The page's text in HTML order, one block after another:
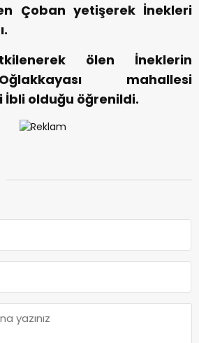
Çoban yetişerek İnekleri
ölen İneklerin
mahallesi
İbli olduğu öğrenildi.